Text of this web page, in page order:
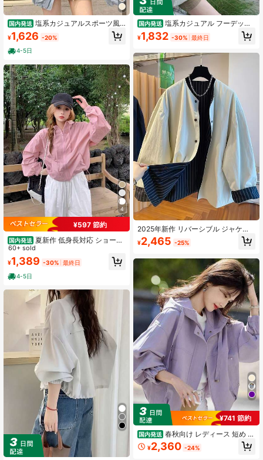
国内発送 塩系カジュアルスポーツ風
長袖ジャケット（レディース） 夏の
新作 ゆったりとしたラフなシルエッ
ト 着回ししやすいフード付きUVカッ
トトップス
¥1,626 -20%
4-5日
4
¥597 節約
国内発送 夏新作 低身長対応 ショート
丈パーカー 韓国風 紫外線カット ス
リム日焼け止めアウター
60+ sold
¥1,389 -30% 最終日
4-5日
国内発送 塩系カジュアル フーデッド
ジャケット レディース ドローストリ
ング調整 ゆったりシルエット UVカ
¥1,832 -30% 最終日
2025年新作 リバーシブル ジャケッ
ト レディース、カジュアル ウインド
ブレーカー コート、ルーズフィッ
¥2,465 -25%
¥741 節約
国内発送 春秋向け レディース 短め フ
ード付き ジャケット 小柄さん向け
リラックスシルエット モダン 通勤
¥2,360 -24%